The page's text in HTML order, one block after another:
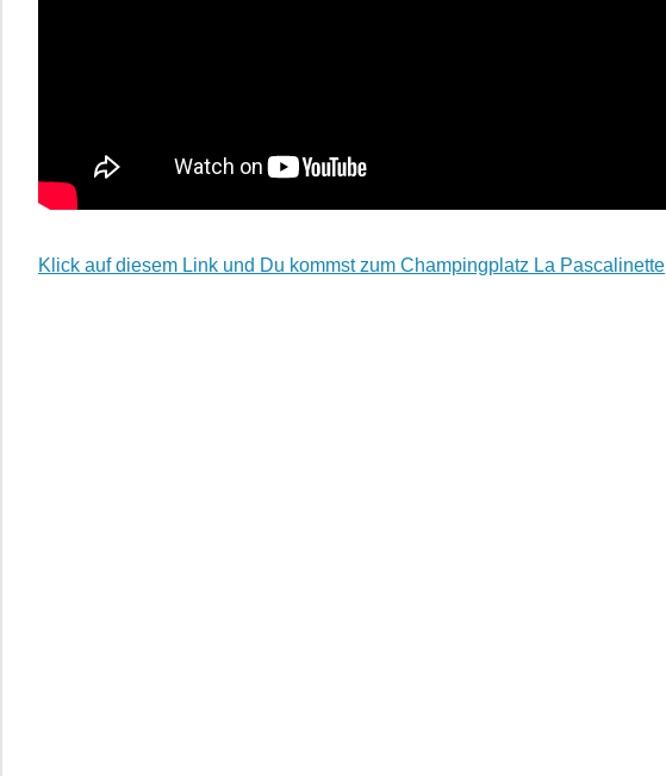
Klick auf diesem Link und Du kommst zum Champingplatz La Pascalinette